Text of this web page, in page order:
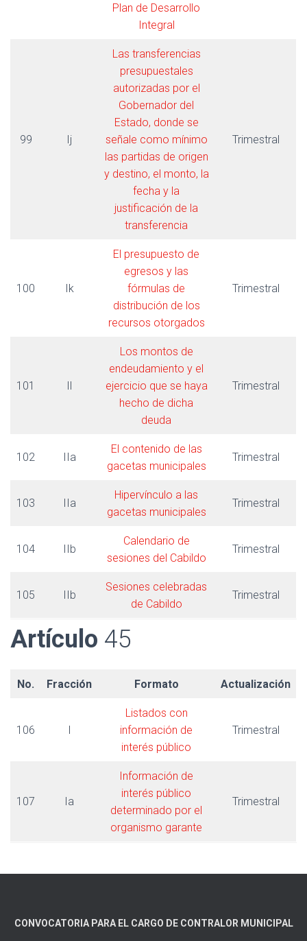
Plan de Desarrollo
Integral
99 Ij
Las transferencias
presupuestales
autorizadas por el
Gobernador del
Estado, donde se
señale como mínimo
las partidas de origen
y destino, el monto, la
fecha y la
justificación de la
transferencia
Trimestral
100 Ik
El presupuesto de
egresos y las
fórmulas de
distribución de los
recursos otorgados
Trimestral
101 Il
Los montos de
endeudamiento y el
ejercicio que se haya
hecho de dicha
deuda
Trimestral
102 IIa
El contenido de las
gacetas municipales
Trimestral
103 IIa
Hipervínculo a las
gacetas municipales
Trimestral
104 IIb
Calendario de
sesiones del Cabildo
Trimestral
105 IIb
Sesiones celebradas
de Cabildo
Trimestral
Artículo 45
No. Fracción Formato Actualización
106 I
Listados con
información de
interés público
Trimestral
107 Ia
Información de
interés público
determinado por el
organismo garante
Trimestral
CONVOCATORIA PARA EL CARGO DE CONTRALOR MUNICIPAL